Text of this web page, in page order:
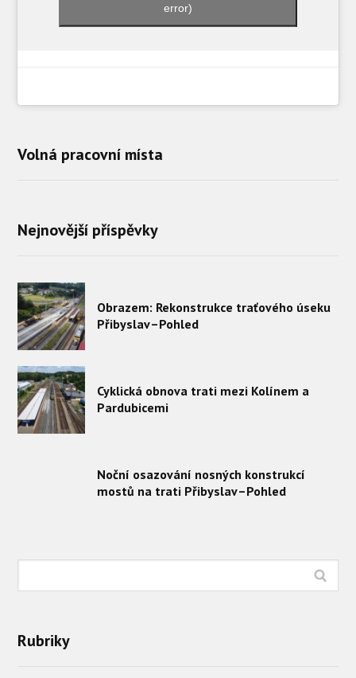
error)
Volná pracovní místa
Nejnovější příspěvky
Obrazem: Rekonstrukce traťového úseku
Přibyslav–Pohled
Cyklická obnova trati mezi Kolínem a
Pardubicemi
Noční osazování nosných konstrukcí
mostů na trati Přibyslav–Pohled
Rubriky